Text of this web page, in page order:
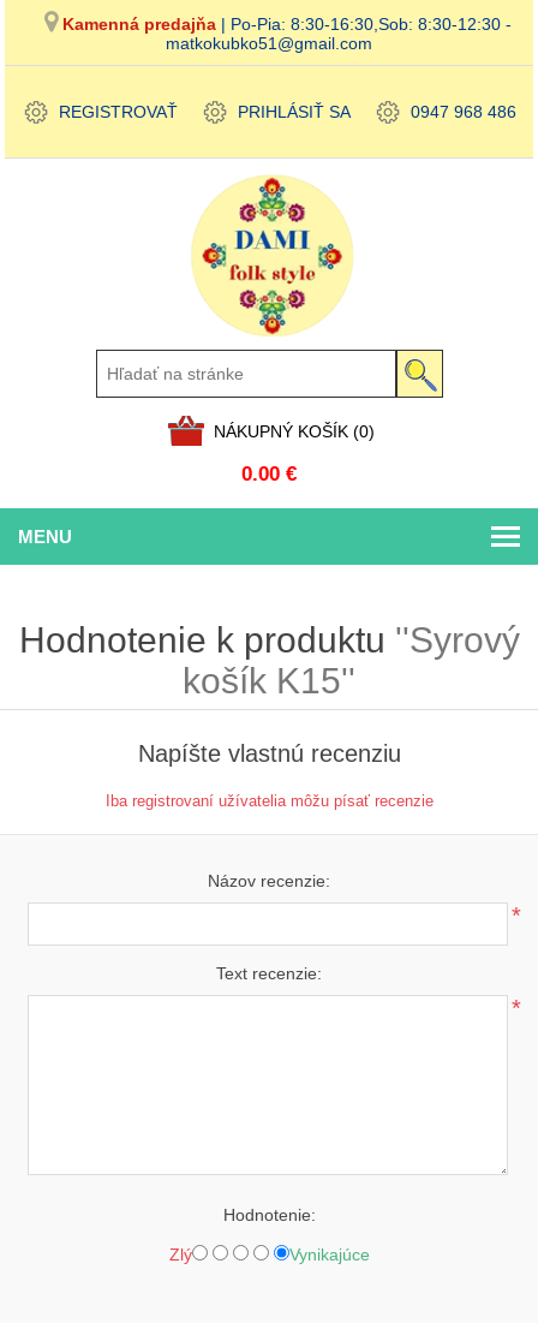
Kamenná predajňa | Po-Pia: 8:30-16:30,Sob: 8:30-12:30 -
matkokubko51@gmail.com
REGISTROVAŤ PRIHLÁSIŤ SA 0947 968 486
NÁKUPNÝ KOŠÍK (0)
0.00 €
MENU
Hodnotenie k produktu
Syrový
košík K15
Napíšte vlastnú recenziu
Iba registrovaní užívatelia môžu písať recenzie
Názov recenzie:
*
Text recenzie:
*
Hodnotenie:
Zlý Vynikajúce